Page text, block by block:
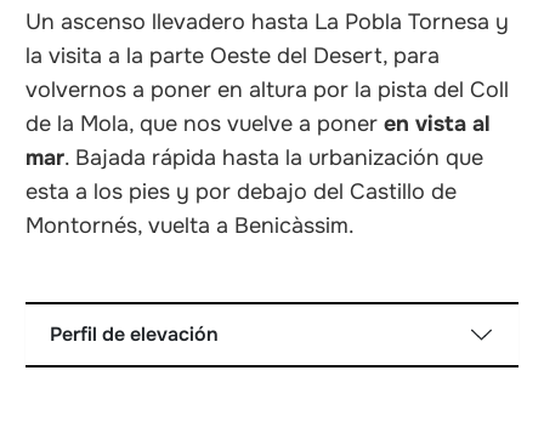
Un ascenso llevadero hasta La Pobla Tornesa y
la visita a la parte Oeste del Desert, para
volvernos a poner en altura por la pista del Coll
de la Mola, que nos vuelve a poner en vista al
mar. Bajada rápida hasta la urbanización que
esta a los pies y por debajo del Castillo de
Montornés, vuelta a Benicàssim.
Perfil de elevación